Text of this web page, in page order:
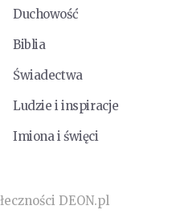
Duchowość
Biblia
Świadectwa
Ludzie i inspiracje
Imiona i święci
DEON.pl